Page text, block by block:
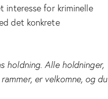
interesse for kriminelle
det konkrete
Alle holdninger,
er velkomne, og du